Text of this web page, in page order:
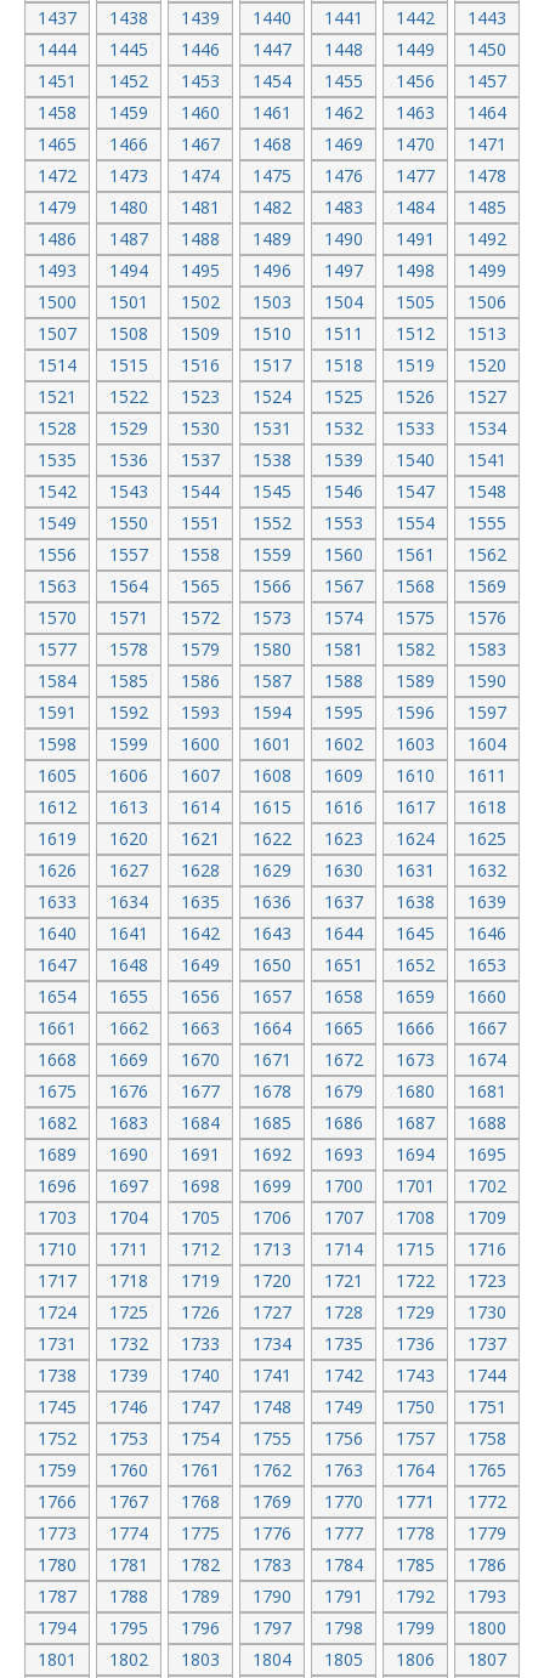
1437 1438 1439 1440 1441 1442
1443
1444
1445 1446 1447 1448 1449
1450
1451
1452 1453 1454 1455 1456
1457
1458
1459 1460 1461 1462 1463
1464
1465
1466 1467 1468 1469 1470
1471
1472
1473 1474 1475 1476 1477
1478
1479
1480 1481 1482 1483 1484
1485
1486
1487 1488 1489 1490 1491
1492
1493
1494 1495 1496 1497 1498
1499
1500
1501 1502 1503 1504 1505
1506
1507
1508 1509 1510 1511 1512
1513
1514
1515 1516 1517 1518 1519
1520
1521
1522 1523 1524 1525 1526
1527
1528
1529 1530 1531 1532 1533
1534
1535
1536 1537 1538 1539 1540
1541
1542
1543 1544 1545 1546 1547
1548
1549
1550 1551 1552 1553 1554
1555
1556
1557 1558 1559 1560 1561
1562
1563
1564 1565 1566 1567 1568
1569
1570
1571 1572 1573 1574 1575
1576
1577
1578 1579 1580 1581 1582
1583
1584
1585 1586 1587 1588 1589
1590
1591
1592 1593 1594 1595 1596
1597
1598
1599 1600 1601 1602 1603
1604
1605
1606 1607 1608 1609 1610
1611
1612
1613 1614 1615 1616 1617
1618
1619
1620 1621 1622 1623 1624
1625
1626
1627 1628 1629 1630 1631
1632
1633
1634 1635 1636 1637 1638
1639
1640
1641 1642 1643 1644 1645
1646
1647
1648 1649 1650 1651 1652
1653
1654
1655 1656 1657 1658 1659
1660
1661
1662 1663 1664 1665 1666
1667
1668
1669 1670 1671 1672 1673
1674
1675
1676 1677 1678 1679 1680
1681
1682
1683 1684 1685 1686 1687
1688
1689
1690 1691 1692 1693 1694
1695
1696
1697 1698 1699 1700 1701
1702
1703
1704 1705 1706 1707 1708
1709
1710
1711 1712 1713 1714 1715
1716
1717
1718 1719 1720 1721 1722
1723
1724
1725 1726 1727 1728 1729
1730
1731
1732 1733 1734 1735 1736
1737
1738
1739 1740 1741 1742 1743
1744
1745
1746 1747 1748 1749 1750
1751
1752
1753 1754 1755 1756 1757
1758
1759
1760 1761 1762 1763 1764
1765
1766
1767 1768 1769 1770 1771
1772
1773
1774 1775 1776 1777 1778
1779
1780
1781 1782 1783 1784 1785
1786
1787
1788 1789 1790 1791 1792
1793
1794
1795 1796 1797 1798 1799
1800
1801
1802 1803 1804 1805 1806
1807